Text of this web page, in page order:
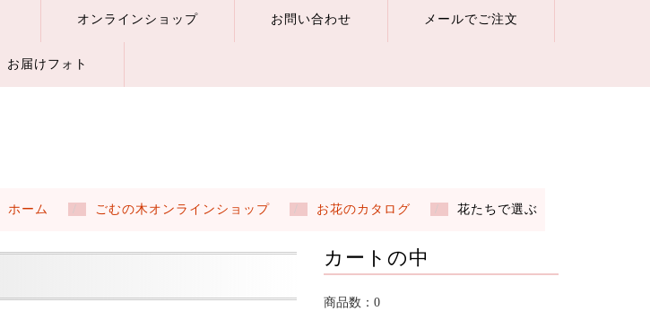
オンラインショップ お問い合わせ メールでご注文
お届けフォト
ホーム ごむの木オンラインショップ お花のカタログ 花たちで選ぶ
カートの中
商品数：0